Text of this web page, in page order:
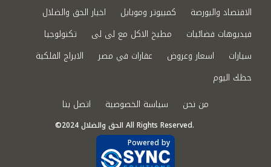
الاقتصاد والبورصة
كمبيوتر وموبايل
اخبار الحق والضلال
فيديوهات فضائيات
مطبخ الاكل مع لى لى
تكنولوجيا
سيارات
اسعار وعروض عقارات في مصر
الابراج الفلكية
حظك اليوم
من نحن
سياسة الخصوصية اتصل بنا
©2024 الحق والضلال All Rights Reserved.
Powered by